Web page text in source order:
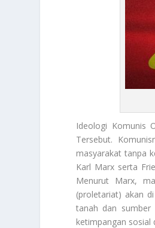
Ideologi Komunis
Tersebut.
masyarakat tanpa
Karl Marx serta
Menurut Marx,
(proletariat) akan
tanah dan sumber
ketimpangan sosial